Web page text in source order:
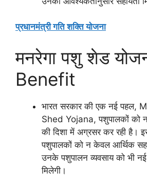
प्रधानमंत्री गति शक्ति योजना
मनरेगा पशु शेड
Benefit
भारत सरकार की एक नई पहल,
Shed Yojana, पशुपालकों को
की दिशा में अग्रसर कर रही है।
पशुपालकों को न केवल आर्थिक
उनके पशुपालन व्यवसाय को भी
मिलेगी।